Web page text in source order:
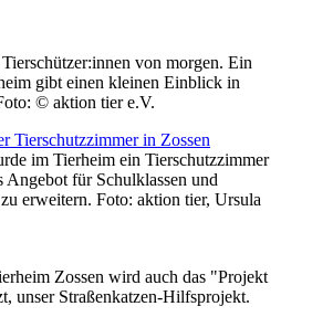
von morgen. Ein
gibt einen kleinen Einblick in
© aktion tier e.V.
im Tierheim ein Tierschutzzimmer
Angebot für Schulklassen und
erweitern. Foto: aktion tier, Ursula
Zossen wird auch das "Projekt
unser Straßenkatzen-Hilfsprojekt.